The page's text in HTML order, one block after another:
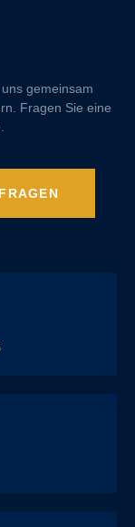
gemeinsam
Fragen Sie eine